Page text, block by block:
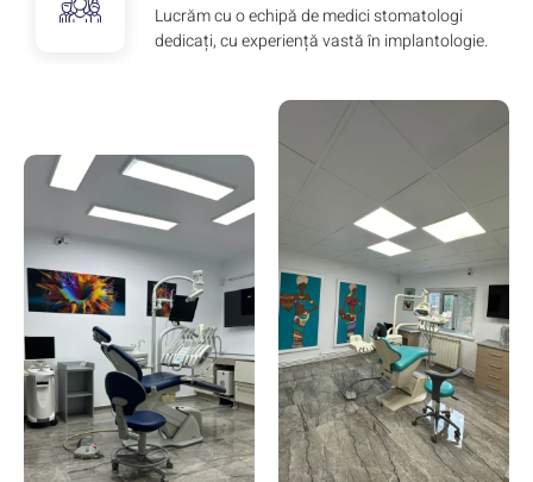
Lucrăm cu o echipă de medici stomatologi
dedicați, cu experiență vastă în implantologie.